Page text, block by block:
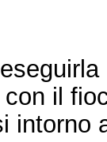
il
intorno